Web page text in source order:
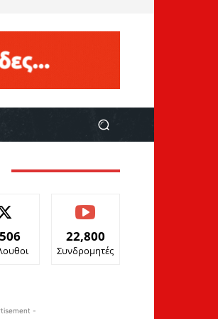
22,800
Συνδρομητές
-